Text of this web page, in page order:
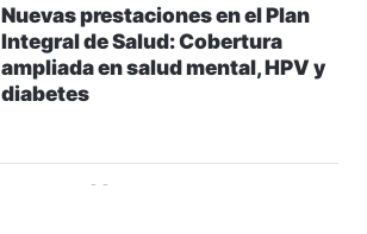
Nuevas prestaciones en el Plan
Integral de Salud: Cobertura
ampliada en salud mental, HPV y
diabetes